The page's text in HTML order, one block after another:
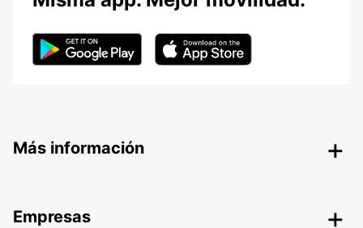
Más información
Empresas